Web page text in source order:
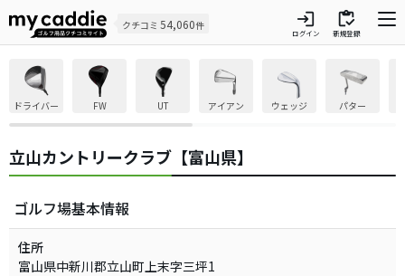
クチコミ 54,060件 login
ログイン
inventory
新規登録
ドライバー FW UT アイアン ウェッジ パター
立山カントリークラブ【富山県】
ゴルフ場基本情報
住所
富山県中新川郡立山町上末字三坪1